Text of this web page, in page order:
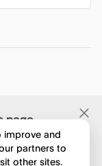
page
improve and
partners to
other sites.